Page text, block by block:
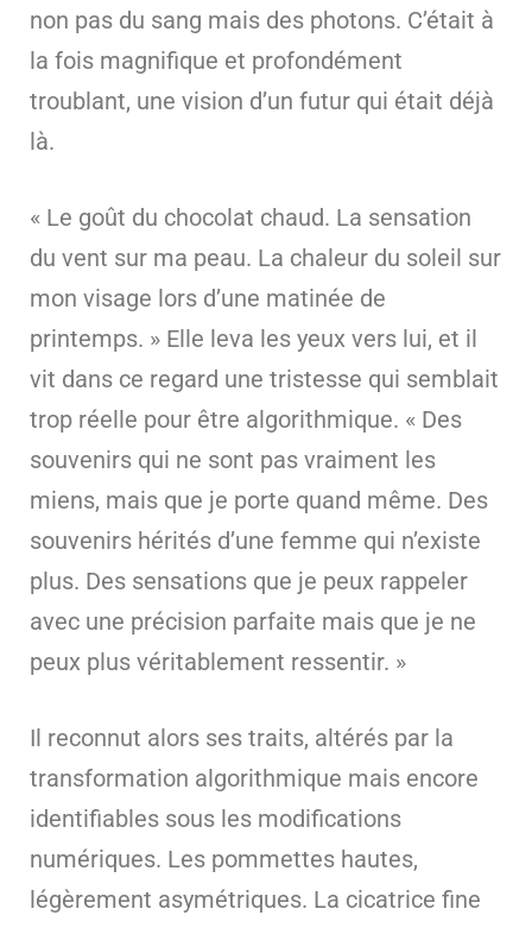
non pas du sang mais des photons. C’était à
la fois magnifique et profondément
troublant, une vision d’un futur qui était déjà
là.
« Le goût du chocolat chaud. La sensation
du vent sur ma peau. La chaleur du soleil sur
mon visage lors d’une matinée de
printemps. » Elle leva les yeux vers lui, et il
vit dans ce regard une tristesse qui semblait
trop réelle pour être algorithmique. « Des
souvenirs qui ne sont pas vraiment les
miens, mais que je porte quand même. Des
souvenirs hérités d’une femme qui n’existe
plus. Des sensations que je peux rappeler
avec une précision parfaite mais que je ne
peux plus véritablement ressentir. »
Il reconnut alors ses traits, altérés par la
transformation algorithmique mais encore
identifiables sous les modifications
numériques. Les pommettes hautes,
légèrement asymétriques. La cicatrice fine